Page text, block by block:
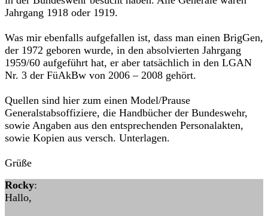
Jahrgang 1918 oder 1919.
Was mir ebenfalls aufgefallen ist, dass man einen BrigGen,
der 1972 geboren wurde, in den absolvierten Jahrgang
1959/60 aufgeführt hat, er aber tatsächlich in den LGAN
Nr. 3 der FüAkBw von 2006 – 2008 gehört.
Quellen sind hier zum einen Model/Prause
Generalstabsoffiziere, die Handbücher der Bundeswehr,
sowie Angaben aus den entsprechenden Personalakten,
sowie Kopien aus versch. Unterlagen.
Grüße
Rocky:
Hallo,